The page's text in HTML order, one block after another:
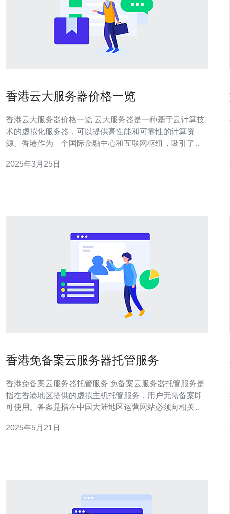
香港云大服务器价格一览
香港云大服务器价格一览 云大服务器是一种基于云计算技
术的虚拟化服务器，可以提供高性能和可靠性的计算资
源。香港作为一个国际金融中心和互联网枢纽，吸引了许
港云大服务器的价格情况，帮助读者了解并选择适合自己
2025年3月25日
香港免备案云服务器托管服务
香港免备案云服务器托管服务 免备案云服务器托管服务是
指在香港地区提供的虚拟主机托管服务，用户无需备案即
可使用。备案是指在中国大陆地区运营网站必须向相关部
制。 1. 免备案：在中国大陆地区运营网站需要备案，而香
2025年5月21日